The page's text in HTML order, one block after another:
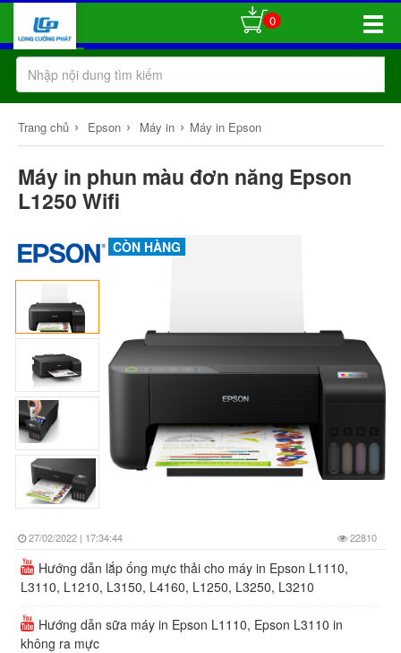
Toggle
0
Trang chủ › Epson › Máy in › Máy in Epson
Máy in phun màu đơn năng Epson
L1250 Wifi
CÒN HÀNG
27/02/2022 | 17:34:44 22810
Hướng dẫn lắp ống mực thải cho máy in Epson L1110,
L3110, L1210, L3150, L4160, L1250, L3250, L3210
Hướng dẫn sữa máy in Epson L1110, Epson L3110 in
không ra mực